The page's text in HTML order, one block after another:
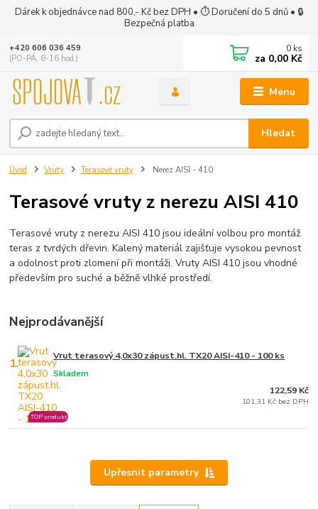
Dárek k objednávce nad 800,- Kč bez DPH • ⏱ Doručení do 5 dnů • 🔒
Bezpečná platba
Menu
Hledat
+420 606 036 459
(PO-PÁ, 8-16 hod.)
0 ks
za 0,00 Kč
Úvod Vruty Terasové vruty Nerez AISI - 410
Terasové vruty z nerezu AISI 410
Terasové vruty z nerezu AISI 410 jsou ideální volbou pro montáž
teras z tvrdých dřevin. Kalený materiál zajišťuje vysokou pevnost
a odolnost proti zlomení při montáži. Vruty AISI 410 jsou vhodné
především pro suché a běžně vlhké prostředí.
Nejprodávanější
1. Vrut terasový 4,0x30 zápust.hl. TX20 AISI-410 - 100 ks
Skladem
TOP produkt
122,59 Kč
101,31 Kč bez DPH
Upřesnit parametry